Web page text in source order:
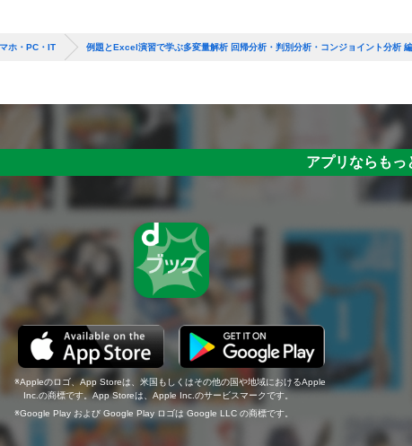
ホ・PC・IT 例題とExcel演習で学ぶ多変量解析 回帰分析・判別分析・コンジョイント分析 編
アプリならもっ
Appleのロゴ、App Storeは、米国もしくはその他の国や地域におけるApple
Inc.の商標です。App Storeは、Apple Inc.のサービスマークです。
Google Play および Google Play ロゴは Google LLC の商標です。